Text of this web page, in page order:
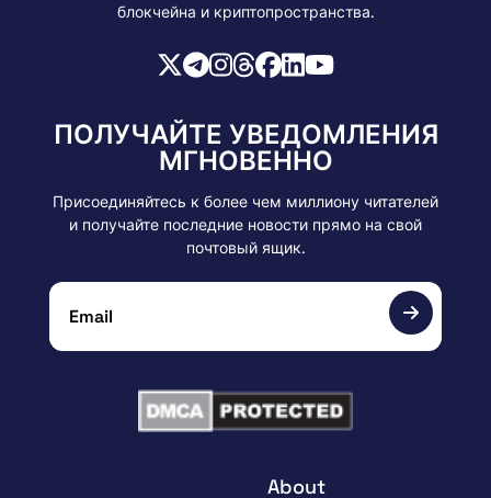
блокчейна и криптопространства.
About
ПОЛУЧАЙТЕ УВЕДОМЛЕНИЯ
МГНОВЕННО
Присоединяйтесь к более чем миллиону читателей
и получайте последние новости прямо на свой
почтовый ящик.